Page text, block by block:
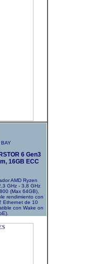
6 Gen3
16GB ECC
AMD Ryzen
GHz - 3,8 GHz
(Max 64GB),
rendimiento con
Ethernet de 10
con Wake on